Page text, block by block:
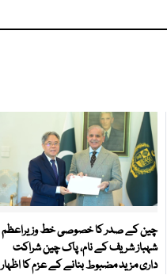
چین کے صدر کا خصوصی خط وزیراعظم
شہباز شریف کے نام، پاک چین شراکت
داری مزید مضبوط بنانے کے عزم کا اظہار